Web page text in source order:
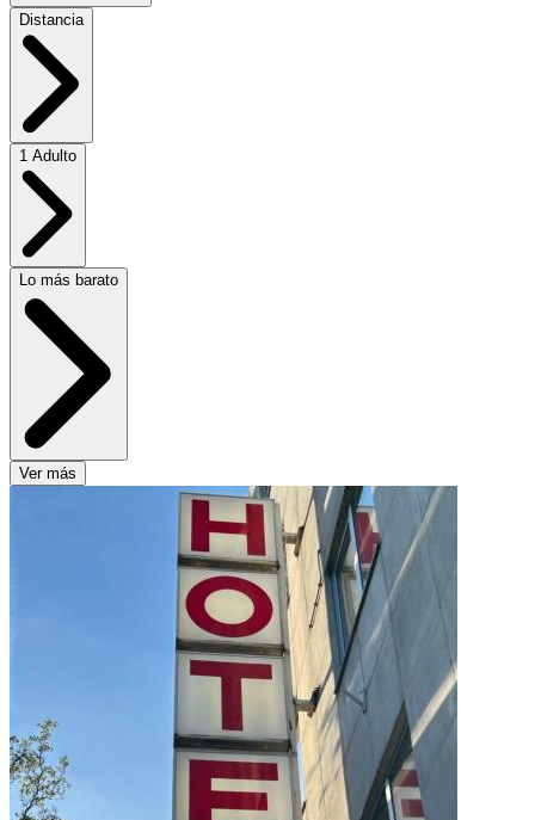
Distancia
1 Adulto
Lo más barato
Ver más